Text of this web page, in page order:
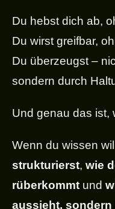
Du hebst dich ab,
Du wirst greifbar,
Du überzeugst –
sondern durch
Und genau das ist,
Wenn du wissen
strukturierst, wie
rüberkommt und
aussieht,